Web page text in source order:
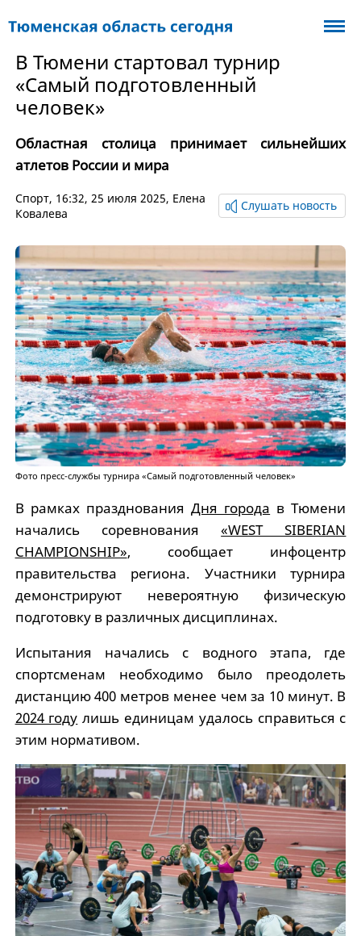
В Тюмени стартовал турнир
«Самый подготовленный
человек»
Областная столица принимает сильнейших
атлетов России и мира
Спорт, 16:32, 25 июля 2025, Елена
Ковалева
Слушать новость
Фото пресс-службы турнира «Самый подготовленный человек»
В рамках празднования Дня города в Тюмени
начались соревнования«WEST SIBERIAN
CHAMPIONSHIP», сообщает инфоцентр
правительства региона. Участники турнира
демонстрируют невероятную физическую
подготовку в различных дисциплинах.
Испытания начались с водного этапа, где
спортсменам необходимо было преодолеть
дистанцию 400 метров менее чем за 10 минут. В
2024 году лишь единицам удалось справиться с
этим нормативом.